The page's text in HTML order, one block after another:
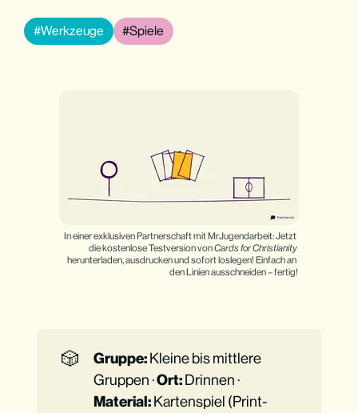
Werkzeuge Spiele
In einer exklusiven Partnerschaft mit MrJugendarbeit: Jetzt
die kostenlose Testversion von Cards for Christianity
herunterladen, ausdrucken und sofort loslegen! Einfach an
den Linien ausschneiden – fertig!
🎲 Gruppe:Kleine bis mittlere
Gruppen ·Ort:Drinnen ·
Material:Kartenspiel (Print-